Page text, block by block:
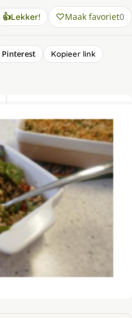
👍Lekker! Maak favoriet0
Pinterest
Kopieer link